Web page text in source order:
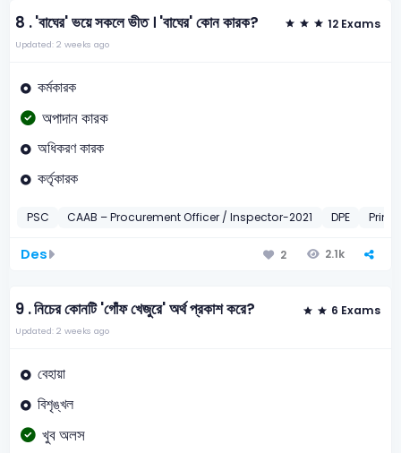
8 .'বাঘের' ভয়ে সকলে ভীত । 'বাঘের' কোন কারক? 12 Exams
Updated: 2 weeks ago
কর্মকারক
অপাদান কারক
অধিকরণ কারক
কর্তৃকারক
PSC CAAB – Procurement Officer / Inspector-2021 DPE
Des 2 2.1k
9 .নিচের কোনটি 'গোঁফ খেজুরে' অর্থ প্রকাশ করে? 6 Exams
Updated: 2 weeks ago
বেহায়া
বিশৃঙ্খল
খুব অলস